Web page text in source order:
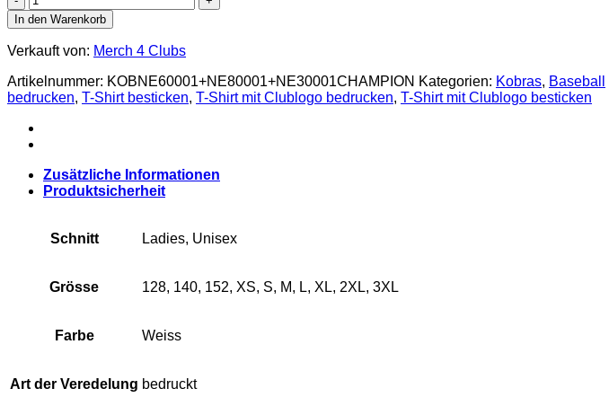
Champions
T-
Shirt
Menge
In den Warenkorb
Verkauft von: Merch 4 Clubs
Artikelnummer: KOBNE60001+NE80001+NE30001CHAMPION Kategorien: Kobras, Baseball
bedrucken, T-Shirt besticken, T-Shirt mit Clublogo bedrucken, T-Shirt mit Clublogo besticken
Zusätzliche Informationen
Produktsicherheit
Schnitt Ladies, Unisex
Grösse 128, 140, 152, XS, S, M, L, XL, 2XL, 3XL
Farbe Weiss
Art der Veredelung bedruckt